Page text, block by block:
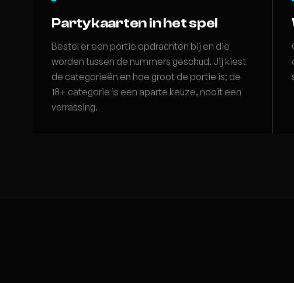
Partykaarten in het spel
Bestel er een portie opdrachten bij en die
worden tussen de nummers geschud. Jij kiest
de categorieën en hoe groot de portie is; de
18+ categorie is een aparte keuze, nooit een
verrassing.